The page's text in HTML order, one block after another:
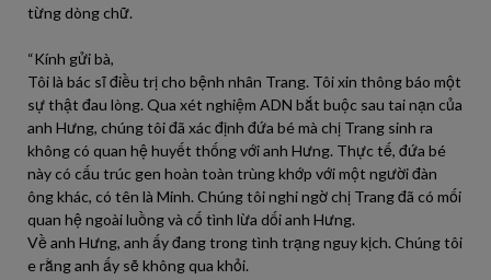
từng dòng chữ.
“Kính gửi bà,
Tôi là bác sĩ điều trị cho bệnh nhân Trang. Tôi xin thông báo một
sự thật đau lòng. Qua xét nghiệm ADN bắt buộc sau tai nạn của
anh Hưng, chúng tôi đã xác định đứa bé mà chị Trang sinh ra
không có quan hệ huyết thống với anh Hưng. Thực tế, đứa bé
này có cấu trúc gen hoàn toàn trùng khớp với một người đàn
ông khác, có tên là Minh. Chúng tôi nghi ngờ chị Trang đã có mối
quan hệ ngoài luồng và cố tình lừa dối anh Hưng.
Về anh Hưng, anh ấy đang trong tình trạng nguy kịch. Chúng tôi
e rằng anh ấy sẽ không qua khỏi.